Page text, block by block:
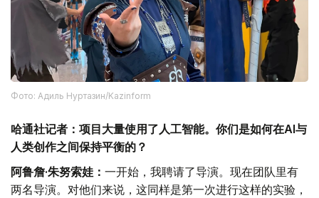
Фото: Адиль Нуртазин/Kazinform
哈通社记者：项目大量使用了人工智能。你们是如何在AI与
人类创作之间保持平衡的？
阿鲁詹·朱努索娃： 一开始，我聘请了导演。现在团队里有
两名导演。对他们来说，这同样是第一次进行这样的实验，